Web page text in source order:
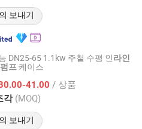
보내기
DN25-65 1.1kw 주철 수평 인라인
펌프 케이스
41.00 / 상품
각 (MOQ)
보내기
Co., Ltd.
이후 2026